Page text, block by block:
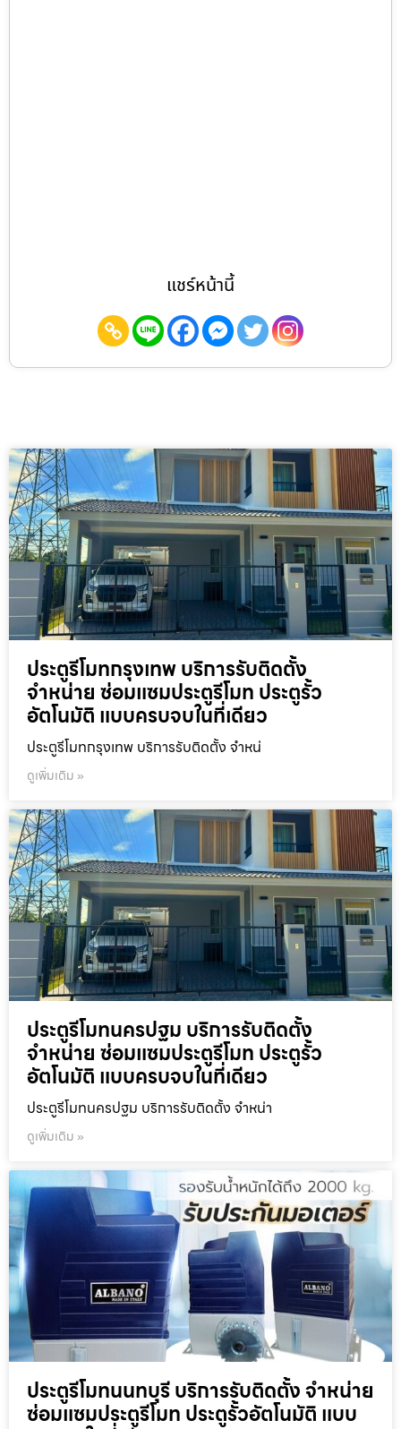
แชร์หน้านี้
ประตูรีโมทกรุงเทพ บริการรับติดตั้ง
จำหน่าย ซ่อมแซมประตูรีโมท ประตูรั้ว
อัตโนมัติ แบบครบจบในที่เดียว
ประตูรีโมทกรุงเทพ บริการรับติดตั้ง จำหน่
ดูเพิ่มเติม »
ประตูรีโมทนครปฐม บริการรับติดตั้ง
จำหน่าย ซ่อมแซมประตูรีโมท ประตูรั้ว
อัตโนมัติ แบบครบจบในที่เดียว
ประตูรีโมทนครปฐม บริการรับติดตั้ง จำหน่า
ดูเพิ่มเติม »
ประตูรีโมทนนทบุรี บริการรับติดตั้ง จำหน่าย
ซ่อมแซมประตูรีโมท ประตูรั้วอัตโนมัติ แบบ